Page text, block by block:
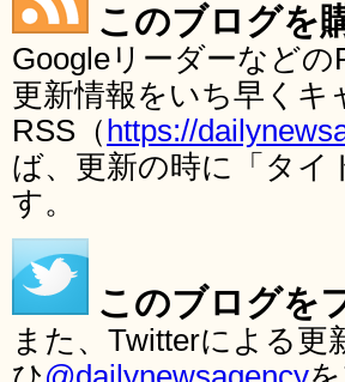
このブログを
Googleリーダーなど
更新情報をいち早く
RSS（ https://
ば、更新の時に「タイ
す。
このブログを
また、Twitterによる